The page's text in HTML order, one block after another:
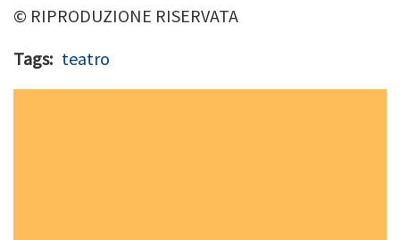
© RIPRODUZIONE RISERVATA
Tags teatro